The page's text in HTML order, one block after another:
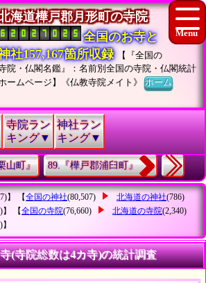
海道樺戸郡月形町の寺院
全国のお寺と
社157,167箇所収録
【『全国の
院・仏閣名鑑』：名前別全国の寺院・仏閣統計
ームページ】《仏教寺院メイト》ホーム
寺院ラン
キング▼
神社ラン
キング▼
山町』 89.『樺戸郡浦臼町』
】 【全国の神社(80,507) 北海道の神社(786)
】 【全国の寺院(76,660) 北海道の寺院(2,340)
(寺院総数は4カ寺)の統計調査